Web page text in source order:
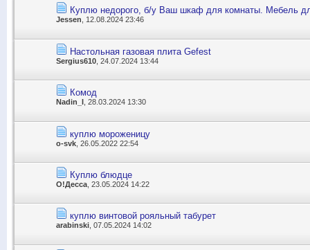
Куплю недорого, б/у Ваш шкаф для комнаты. Мебель
Jessen , 12.08.2024 23:46
Настольная газовая плита Gefest
Sergius610 , 24.07.2024 13:44
Комод
Nadin_I , 28.03.2024 13:30
куплю мороженицу
o-svk , 26.05.2022 22:54
Куплю блюдце
О!Десса , 23.05.2024 14:22
куплю винтовой рояльный табурет
arabinski, 07.05.2024 14:02